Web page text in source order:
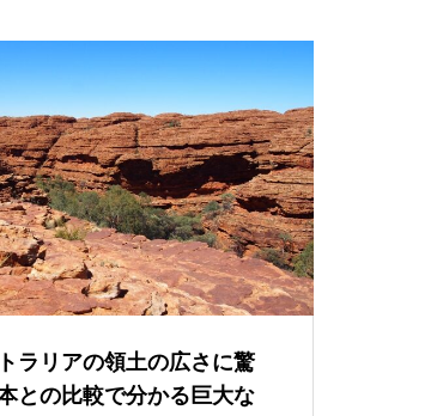
ラリアの領土の広さに驚
との比較で分かる巨大な